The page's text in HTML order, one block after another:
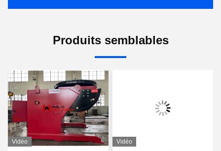
Produits semblables
Vidéo Vidéo